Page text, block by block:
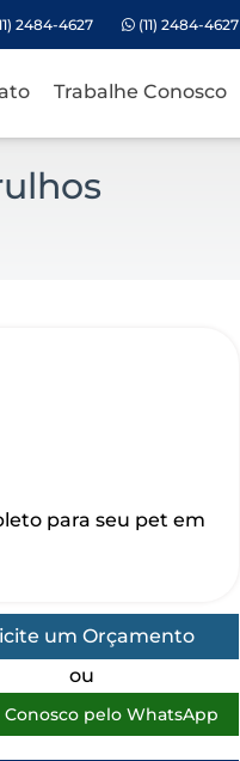
2484-4627 (11) 2484-4627
Trabalhe Conosco
para seu pet em
um Orçamento
ou
Conosco pelo WhatsApp